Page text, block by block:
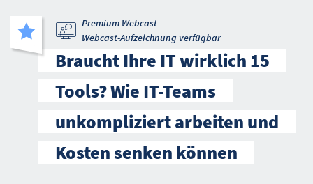
Premium Webcast
Webcast-Aufzeichnung verfügbar
Braucht Ihre IT wirklich 15
Tools? Wie IT-Teams
unkompliziert arbeiten und
Kosten senken können